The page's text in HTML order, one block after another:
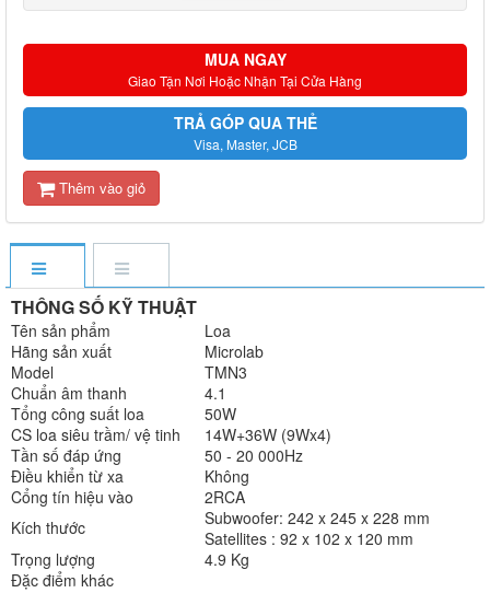
MUA NGAY
Giao Tận Nơi Hoặc Nhận Tại Cửa Hàng
TRẢ GÓP QUA THẺ
Visa, Master, JCB
Thêm vào giỏ
THÔNG SỐ KỸ THUẬT
Tên sản phẩm
Loa
Hãng sản xuất
Microlab
Model
TMN3
Chuẩn âm thanh
4.1
Tổng công suất loa
50W
CS loa siêu trầm/ vệ tinh
14W+36W (9Wx4)
Tần số đáp ứng
50 - 20 000Hz
Điều khiển từ xa
Không
Cổng tín hiệu vào
2RCA
Kích thước
Subwoofer: 242 x 245 x 228 mm
Satellites : 92 x 102 x 120 mm
Trọng lượng
4.9 Kg
Đặc điểm khác